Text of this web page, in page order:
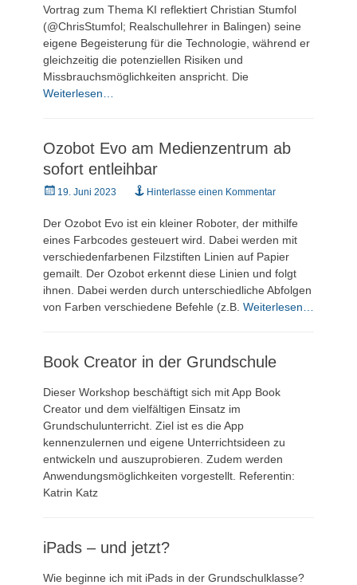
Vortrag zum Thema KI reflektiert Christian Stumfol
(@ChrisStumfol; Realschullehrer in Balingen) seine
eigene Begeisterung für die Technologie, während er
gleichzeitig die potenziellen Risiken und
Missbrauchsmöglichkeiten anspricht. Die
Weiterlesen…
Ozobot Evo am Medienzentrum ab
sofort entleihbar
Veröffentlicht
19. Juni 2023 Hinterlasse einen Kommentar
Der Ozobot Evo ist ein kleiner Roboter, der mithilfe
eines Farbcodes gesteuert wird. Dabei werden mit
verschiedenfarbenen Filzstiften Linien auf Papier
gemailt. Der Ozobot erkennt diese Linien und folgt
ihnen. Dabei werden durch unterschiedliche Abfolgen
von Farben verschiedene Befehle (z.B. Weiterlesen…
Book Creator in der Grundschule
Dieser Workshop beschäftigt sich mit App Book
Creator und dem vielfältigen Einsatz im
Grundschulunterricht. Ziel ist es die App
kennenzulernen und eigene Unterrichtsideen zu
entwickeln und auszuprobieren. Zudem werden
Anwendungsmöglichkeiten vorgestellt. Referentin:
Katrin Katz
iPads – und jetzt?
Wie beginne ich mit iPads in der Grundschulklasse?